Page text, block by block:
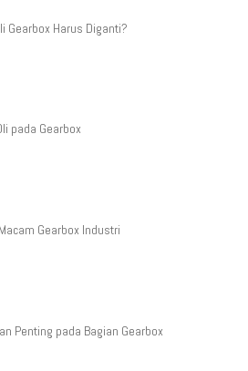
Gearbox Harus Diganti?
pada Gearbox
Gearbox Industri
Penting pada Bagian Gearbox